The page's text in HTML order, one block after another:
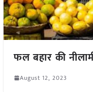
फल बहार की
August 12, 2023